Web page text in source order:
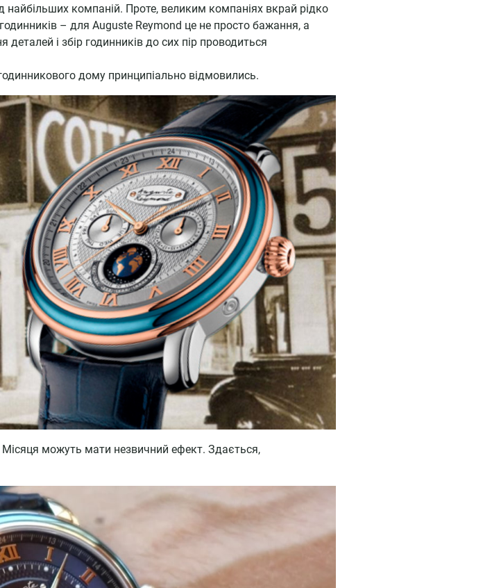
компаній. Проте, великим компаніях вкрай рідко
– для Auguste Reymond це не просто бажання, а
і збір годинників до сих пір проводиться
дому принципіально відмовились.
можуть мати незвичний ефект. Здається,